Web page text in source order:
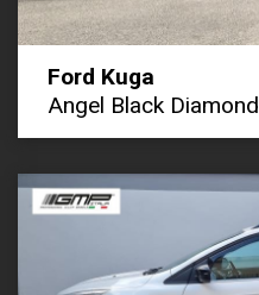
Ford Kuga
Angel Black Diamond